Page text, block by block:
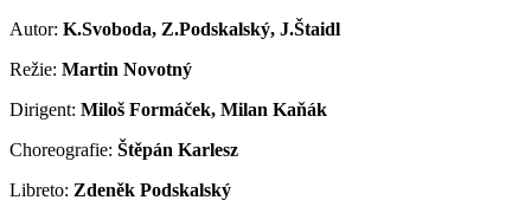
Autor: K.Svoboda, Z.Podskalský, J.Štaidl
Režie: Martin Novotný
Dirigent: Miloš Formáček, Milan Kaňák
Choreografie: Štěpán Karlesz
Libreto: Zdeněk Podskalský